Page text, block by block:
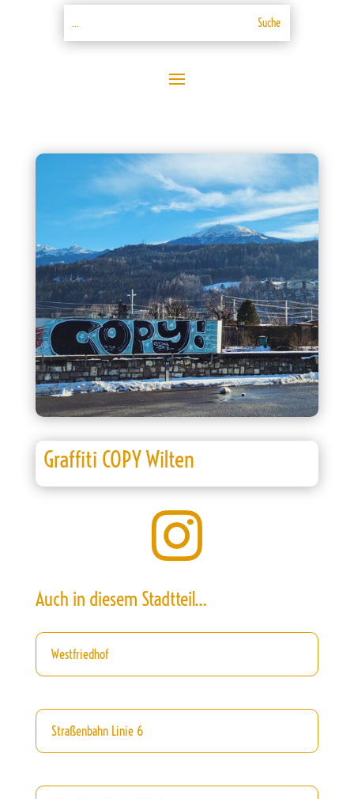
Graffiti COPY Wilten

Auch in diesem Stadtteil…
Westfriedhof
Straßenbahn Linie 6